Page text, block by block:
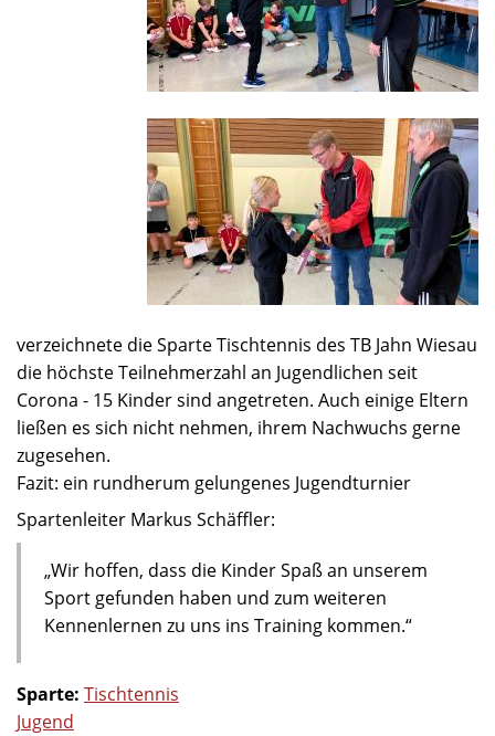
verzeichnete die Sparte Tischtennis des TB Jahn Wiesau
die höchste Teilnehmerzahl an Jugendlichen seit
Corona - 15 Kinder sind angetreten. Auch einige Eltern
ließen es sich nicht nehmen, ihrem Nachwuchs gerne
zugesehen.
Fazit: ein rundherum gelungenes Jugendturnier
Spartenleiter Markus Schäffler:
„Wir hoffen, dass die Kinder Spaß an unserem
Sport gefunden haben und zum weiteren
Kennenlernen zu uns ins Training kommen.“
Sparte: Tischtennis
Jugend